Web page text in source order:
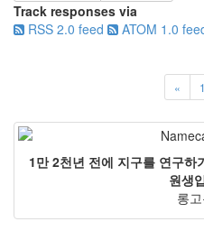
Track responses via
RSS 2.0 feed
ATOM 1.0
« 1
1만 2천년 전에 지구를 연구하
원생
롱